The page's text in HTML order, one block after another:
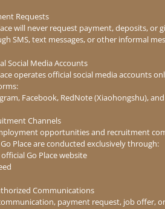
人及禮品卡信息。
「Submit Order」。
您的心意以電郵方式傳達給對方。
徑出售電子禮品卡。
Requests
will never request payment, deposits, or
SMS, text messages, or other informal
Social Media Accounts
operates official social media accounts
Facebook, RedNote (Xiaohongshu),
Channels
opportunities and recruitment
Place are conducted exclusively through:
official Go Place website
Communications
payment request, job offer,